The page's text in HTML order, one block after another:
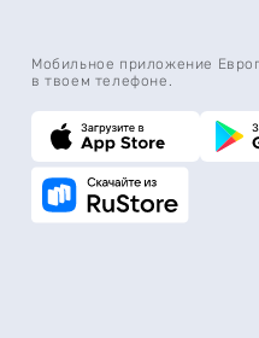
Мобильное приложение
в твоем телефоне.